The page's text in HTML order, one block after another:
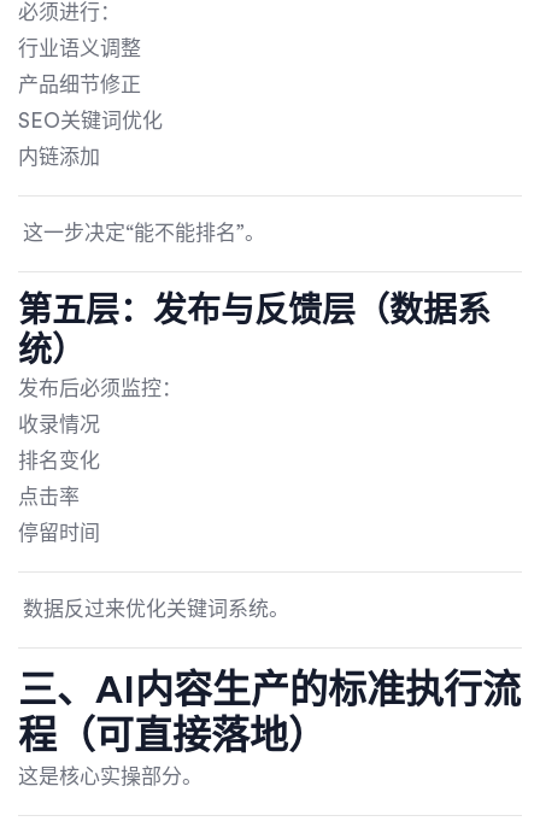
必须进行：
行业语义调整
产品细节修正
SEO关键词优化
内链添加
这一步决定“能不能排名”。
第五层：发布与反馈层（数据系
统）
发布后必须监控：
收录情况
排名变化
点击率
停留时间
数据反过来优化关键词系统。
三、AI内容生产的标准执行流
程（可直接落地）
这是核心实操部分。